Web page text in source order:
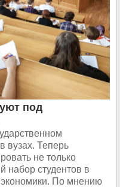
под
вузах. Теперь
не только
набор студентов в
экономики. По мнению